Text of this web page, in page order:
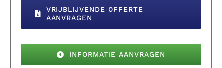
VRIJBLIJVENDE OFFERTE
AANVRAGEN
INFORMATIE AANVRAGEN